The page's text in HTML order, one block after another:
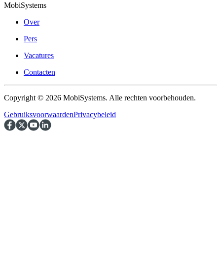
MobiSystems
Over
Pers
Vacatures
Contacten
Copyright © 2026 MobiSystems. Alle rechten voorbehouden.
GebruiksvoorwaardenPrivacybeleid